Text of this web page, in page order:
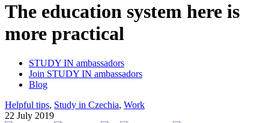
The education system here is
more practical
STUDY IN ambassadors
Join STUDY IN ambassadors
Blog
Helpful tips, Study in Czechia, Work
22 July 2019